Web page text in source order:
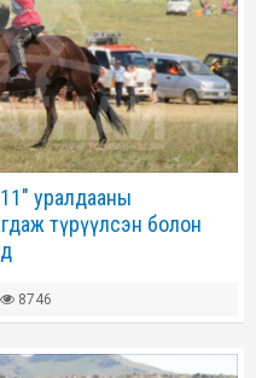
уралдааны
түрүүлсэн болон
8746